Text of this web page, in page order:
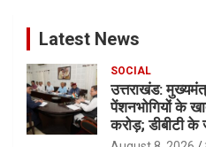
Latest News
SOCIAL
उत्तराखंड:
पेंशनभोगियों के
करोड़; डीबीटी के